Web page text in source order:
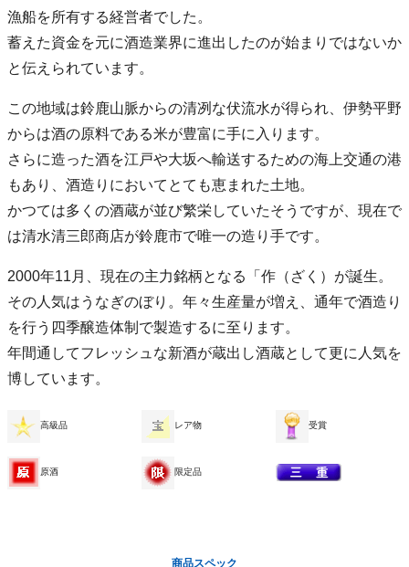
漁船を所有する経営者でした。
蓄えた資金を元に酒造業界に進出したのが始まりではないか
と伝えられています。
この地域は鈴鹿山脈からの清冽な伏流水が得られ、伊勢平野
からは酒の原料である米が豊富に手に入ります。
さらに造った酒を江戸や大坂へ輸送するための海上交通の港
もあり、酒造りにおいてとても恵まれた土地。
かつては多くの酒蔵が並び繁栄していたそうですが、現在で
は清水清三郎商店が鈴鹿市で唯一の造り手です。
2000年11月、現在の主力銘柄となる「作（ざく）が誕生。
その人気はうなぎのぼり。年々生産量が増え、通年で酒造り
を行う四季醸造体制で製造するに至ります。
年間通してフレッシュな新酒が蔵出し酒蔵として更に人気を
博しています。
高級品 レア物 受賞
原酒 限定品
商品スペック